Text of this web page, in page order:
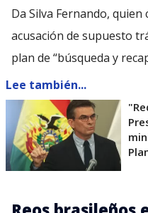
Da Silva Fernando,
acusación de supuesto
plan de “búsqueda y
Lee también...